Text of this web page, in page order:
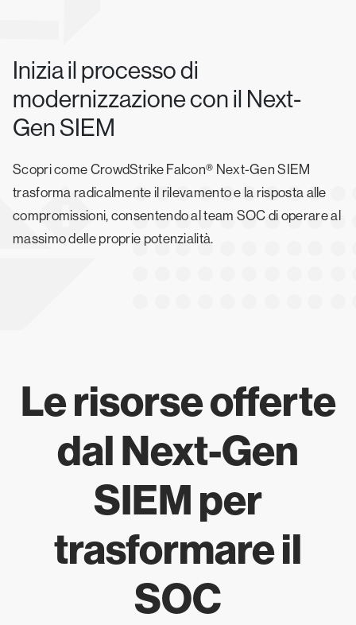
Inizia il processo di
modernizzazione con il Next-
Gen SIEM
Scopri come CrowdStrike Falcon® Next-Gen SIEM
trasforma radicalmente il rilevamento e la risposta alle
compromissioni, consentendo al team SOC di operare al
massimo delle proprie potenzialità.
Le risorse offerte
dal Next-Gen
SIEM per
trasformare il
SOC